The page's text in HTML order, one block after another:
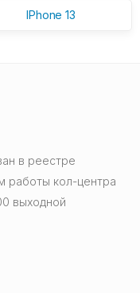
IPhone 13
в реестре
работы кол-центра
выходной